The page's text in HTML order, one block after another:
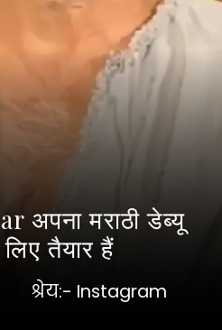
श्रेय:- Instagram
अपना मराठी डेब्यू
तैयार हैं